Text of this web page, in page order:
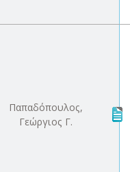
Παπαδόπουλος,
Γεώργιος Γ.